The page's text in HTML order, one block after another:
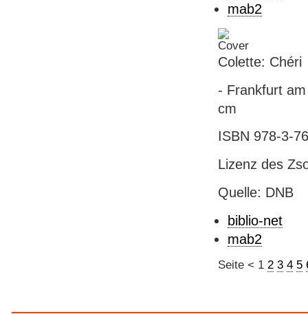
mab2
Colette: Chéri
- Frankfurt
cm
ISBN 978-3-
Lizenz des
Quelle: DNB
biblio-net
mab2
Seite < 1 2 3 4 5